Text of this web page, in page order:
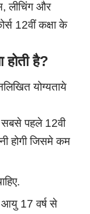
लीचिंग और
12वीं कक्षा के
होती है?
योग्यताये
सबसे पहले 12वी
होगी जिसमे कम
आयु 17 वर्ष से